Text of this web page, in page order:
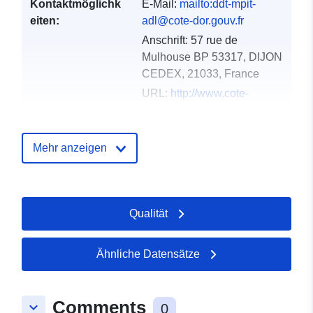
Kontaktmöglichk
eiten:
E-Mail: mailto:ddt-mpit-
adl@cote-dor.gouv.fr
Anschrift: 57 rue de
Mulhouse BP 53317, DIJON
CEDEX, 21033, France
URL: http://www.cote-
Verzeichnis der
Kataloge:
01 October 2022
Gebiet: Koordinaten: [ [ 5.28518581,
47.21492004 ], [
5.24337101, 47.21492004 ],
], [ 5.28518581,
Mehr anzeigen
Qualität
Ähnliche Datensätze
keyboard_arrow_down Comments 0